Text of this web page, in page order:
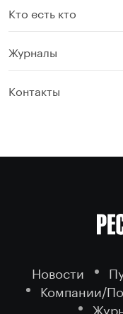
Кто есть кто
Журналы
Контакты
Новости
Компании/